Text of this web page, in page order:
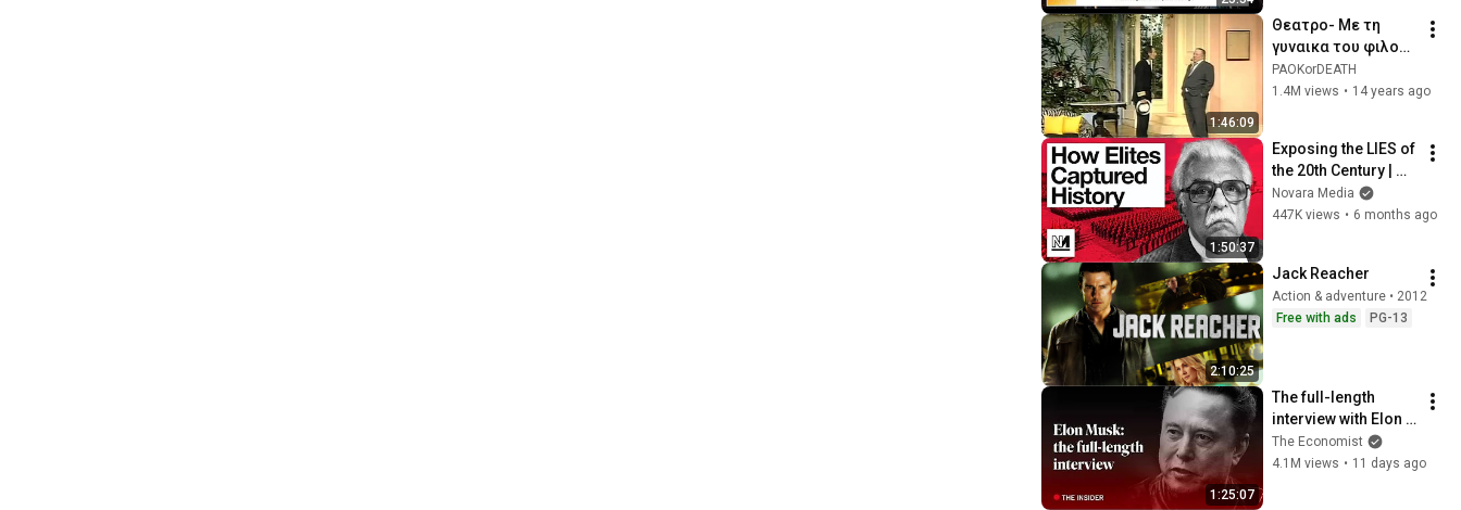
Αιγαίου
1:46:09
Θεατρο- Με τη
γυναικα του φιλου
μου-Βουτσας-
Μουστακας
PAOKorDEATH
1.4M views • 14 years ago
1:50:37
Exposing the LIES of
the 20th Century |
Aaron Bastani
Meets Tariq Ali
Novara Media
447K views • 6 months ago
2:10:25
Jack Reacher
Action & adventure • 2012
Free with ads
PG-13
1:25:07
The full-length
interview with Elon
Musk | The
Economist
The Economist
4.1M views • 11 days ago